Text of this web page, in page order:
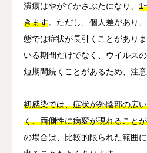
潰瘍はやがてかさぶたになり、 1
きます。ただし、個人差があり
態では症状が長引くことがあり
いる期間だけでなく、ウイルス
短期間続くことがあるため、注意
初感染では、症状が外陰部の広
く、両側性に病変が現れること
の場合は、比較的限られた範囲